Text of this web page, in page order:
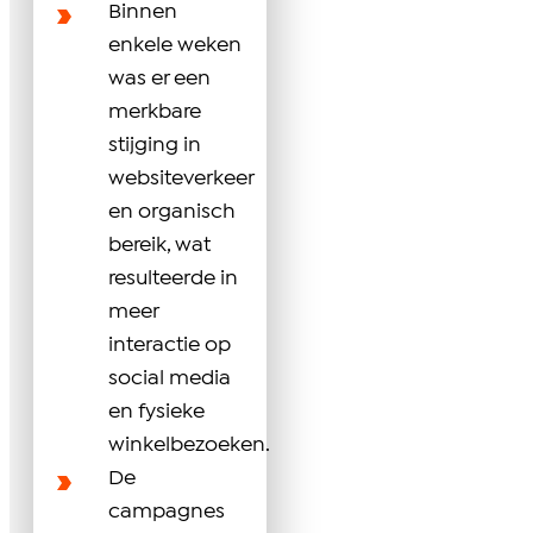
Binnen
enkele weken
was er een
merkbare
stijging in
websiteverkeer
en organisch
bereik, wat
resulteerde in
meer
interactie op
social media
en fysieke
winkelbezoeken.
De
campagnes